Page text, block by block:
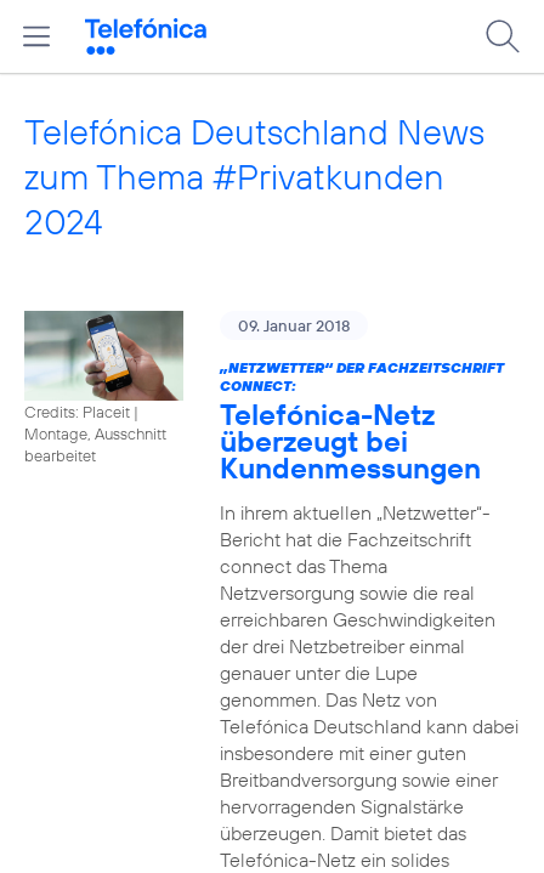
Telefónica Deutschland News
zum Thema #Privatkunden
2024
Credits: Placeit |
Montage, Ausschnitt
bearbeitet
09. Januar 2018
„NETZWETTER“ DER FACHZEITSCHRIFT
CONNECT:
Telefónica-Netz
überzeugt bei
Kundenmessungen
In ihrem aktuellen „Netzwetter“-
Bericht hat die Fachzeitschrift
connect das Thema
Netzversorgung sowie die real
erreichbaren Geschwindigkeiten
der drei Netzbetreiber einmal
genauer unter die Lupe
genommen. Das Netz von
Telefónica Deutschland kann dabei
insbesondere mit einer guten
Breitbandversorgung sowie einer
hervorragenden Signalstärke
überzeugen. Damit bietet das
Telefónica-Netz ein solides